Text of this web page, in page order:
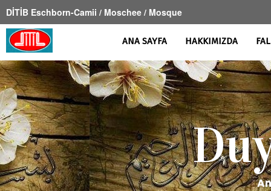
ANA SAYFA HAKKIMIZDA
DİTİB Eschborn-Camii / Moschee / Mosque